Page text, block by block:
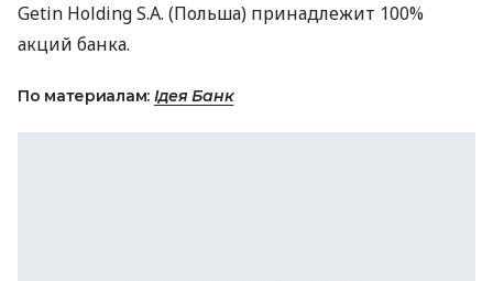
Getin Holding S.A. (Польша) принадлежит 100%
акций банка.
По материалам: Ідея Банк